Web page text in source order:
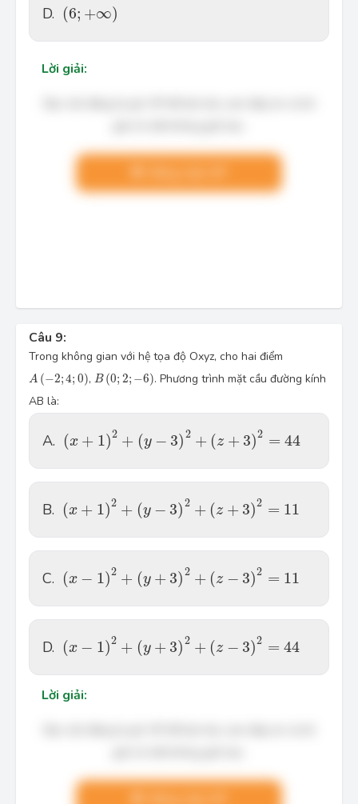
D. (6; +∞)
(6; ∞)
Lời giải:
Câu 9:
Trong không gian với hệ tọa độ Oxyz, cho hai điểm
A (−2;4; 0)
A − 2;4 0 ) , B (0; 2; −6)
B( 0; 2;− )
. Phương trình mặt cầu đường kính
AB là:
A. (x + 1)2 + (y − 3)2 + (z + 3)2 = 44
(x )2+ −3 +(z+ )2 44
B. (x + 1)2 + (y − 3)2 + (z + 3)2 = 11
(x )2+ −3 +(z+ )2 11
C. (x − 1)2 + (y + 3)2 + (z − 3)2 = 11
(x )2+ +3 +(z− )2 11
D. (x − 1)2 + (y + 3)2 + (z − 3)2 = 44
(x )2+ +3 +(z− )2 44
Lời giải: